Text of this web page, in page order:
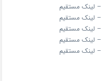
– لینک مستقیم
– لینک مستقیم
– لینک مستقیم
– لینک مستقیم
– لینک مستقیم